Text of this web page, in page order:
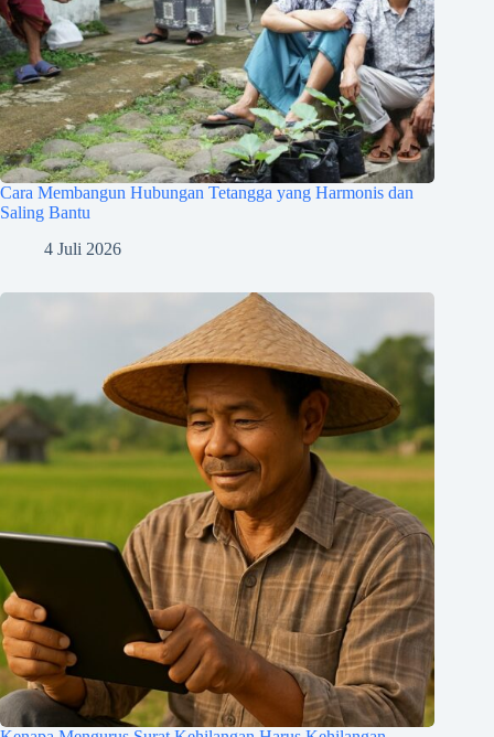
Cara Membangun Hubungan Tetangga yang Harmonis dan
Saling Bantu
4 Juli 2026